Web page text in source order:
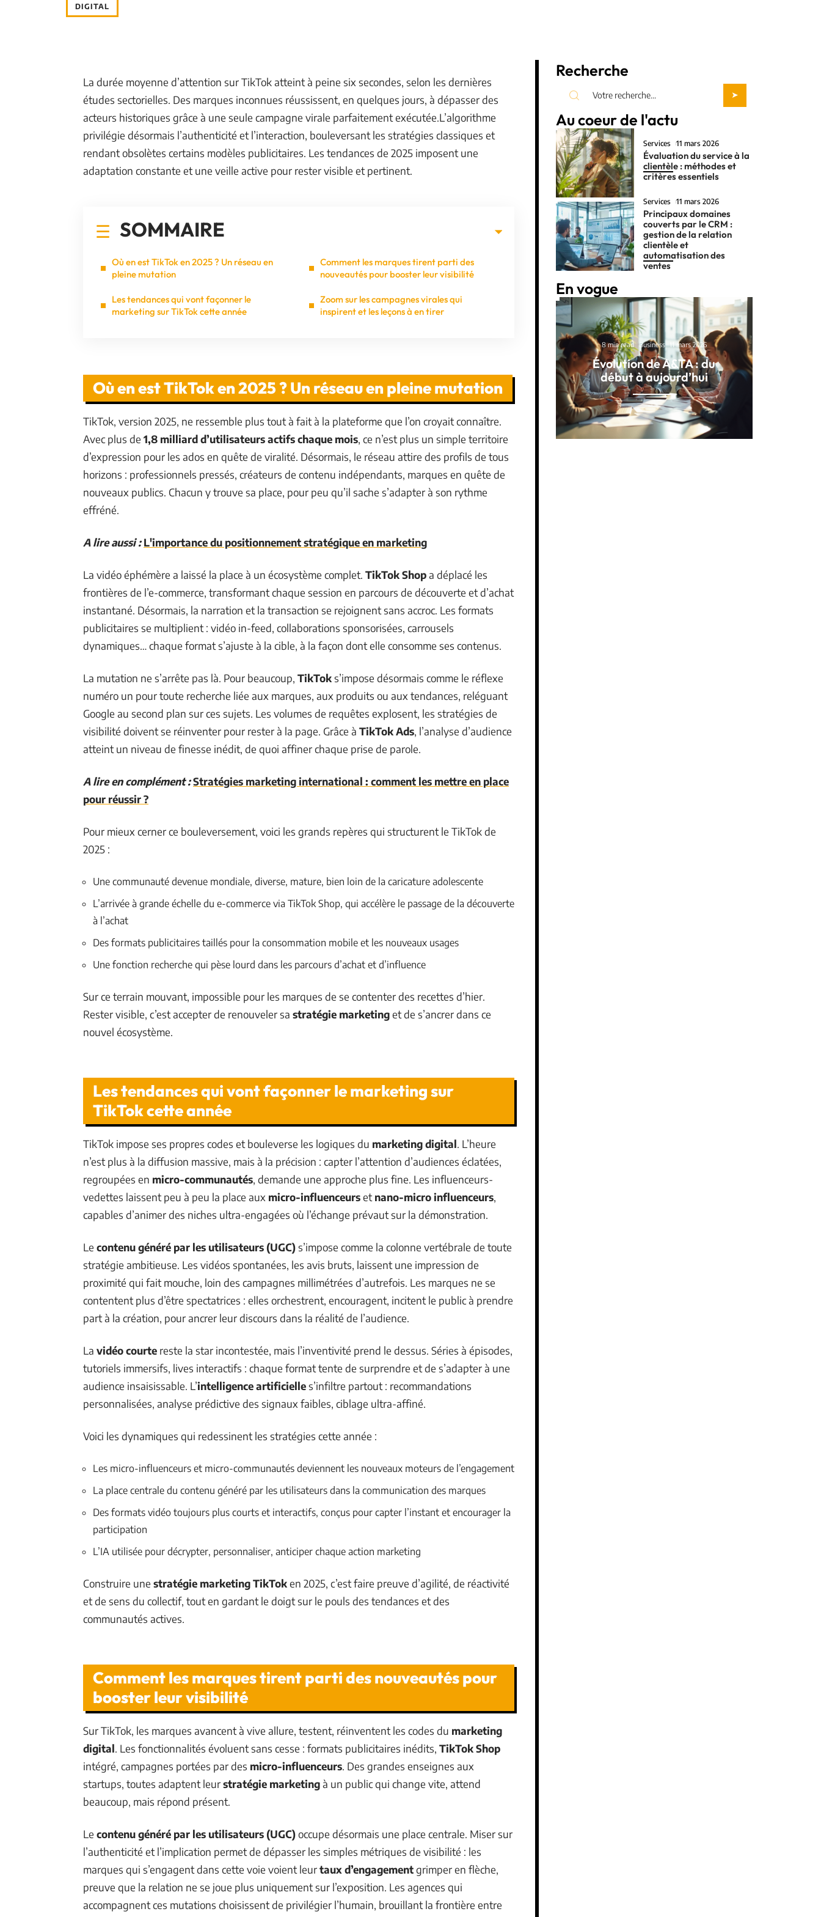
DIGITAL
La durée moyenne d’attention sur TikTok atteint à peine six secondes, selon les dernières
études sectorielles. Des marques inconnues réussissent, en quelques jours, à dépasser des
acteurs historiques grâce à une seule campagne virale parfaitement exécutée.L’algorithme
privilégie désormais l’authenticité et l’interaction, bouleversant les stratégies classiques et
rendant obsolètes certains modèles publicitaires. Les tendances de 2025 imposent une
adaptation constante et une veille active pour rester visible et pertinent.
SOMMAIRE
Où en est TikTok en 2025 ? Un réseau en
pleine mutation
Les tendances qui vont façonner le
marketing sur TikTok cette année
Comment les marques tirent parti des
nouveautés pour booster leur visibilité
Zoom sur les campagnes virales qui
inspirent et les leçons à en tirer
Où en est TikTok en 2025 ? Un réseau en pleine mutation
TikTok, version 2025, ne ressemble plus tout à fait à la plateforme que l’on croyait connaître.
Avec plus de 1,8 milliard d’utilisateurs actifs chaque mois, ce n’est plus un simple territoire
d’expression pour les ados en quête de viralité. Désormais, le réseau attire des profils de tous
horizons : professionnels pressés, créateurs de contenu indépendants, marques en quête de
nouveaux publics. Chacun y trouve sa place, pour peu qu’il sache s’adapter à son rythme
effréné.
A lire aussi : L'importance du positionnement stratégique en marketing
La vidéo éphémère a laissé la place à un écosystème complet. TikTok Shopa déplacé les
frontières de l’e-commerce, transformant chaque session en parcours de découverte et d’achat
instantané. Désormais, la narration et la transaction se rejoignent sans accroc. Les formats
publicitaires se multiplient : vidéo in-feed, collaborations sponsorisées, carrousels
dynamiques… chaque format s’ajuste à la cible, à la façon dont elle consomme ses contenus.
La mutation ne s’arrête pas là. Pour beaucoup, TikToks’impose désormais comme le réflexe
numéro un pour toute recherche liée aux marques, aux produits ou aux tendances, reléguant
Google au second plan sur ces sujets. Les volumes de requêtes explosent, les stratégies de
visibilité doivent se réinventer pour rester à la page. Grâce à TikTok Ads, l’analyse d’audience
atteint un niveau de finesse inédit, de quoi affiner chaque prise de parole.
A lire en complément :Stratégies marketing international : comment les mettre en place
pour réussir ?
Pour mieux cerner ce bouleversement, voici les grands repères qui structurent le TikTok de
2025 :
Une communauté devenue mondiale, diverse, mature, bien loin de la caricature adolescente
L’arrivée à grande échelle du e-commerce via TikTok Shop, qui accélère le passage de la découverte
à l’achat
Des formats publicitaires taillés pour la consommation mobile et les nouveaux usages
Une fonction recherche qui pèse lourd dans les parcours d’achat et d’influence
Sur ce terrain mouvant, impossible pour les marques de se contenter des recettes d’hier.
Rester visible, c’est accepter de renouveler sa stratégie marketinget de s’ancrer dans ce
nouvel écosystème.
Les tendances qui vont façonner le marketing sur
TikTok cette année
TikTok impose ses propres codes et bouleverse les logiques du marketing digital. L’heure
n’est plus à la diffusion massive, mais à la précision : capter l’attention d’audiences éclatées,
regroupées en micro-communautés, demande une approche plus fine. Les influenceurs-
vedettes laissent peu à peu la place aux micro-influenceurset nano-micro influenceurs,
capables d’animer des niches ultra-engagées où l’échange prévaut sur la démonstration.
Le contenu généré par les utilisateurs (UGC)s’impose comme la colonne vertébrale de toute
stratégie ambitieuse. Les vidéos spontanées, les avis bruts, laissent une impression de
proximité qui fait mouche, loin des campagnes millimétrées d’autrefois. Les marques ne se
contentent plus d’être spectatrices : elles orchestrent, encouragent, incitent le public à prendre
part à la création, pour ancrer leur discours dans la réalité de l’audience.
La vidéo courte reste la star incontestée, mais l’inventivité prend le dessus. Séries à épisodes,
tutoriels immersifs, lives interactifs : chaque format tente de surprendre et de s’adapter à une
audience insaisissable. L’intelligence artificielles’infiltre partout : recommandations
personnalisées, analyse prédictive des signaux faibles, ciblage ultra-affiné.
Voici les dynamiques qui redessinent les stratégies cette année :
Les micro-influenceurs et micro-communautés deviennent les nouveaux moteurs de l’engagement
La place centrale du contenu généré par les utilisateurs dans la communication des marques
Des formats vidéo toujours plus courts et interactifs, conçus pour capter l’instant et encourager la
participation
L’IA utilisée pour décrypter, personnaliser, anticiper chaque action marketing
Construire une stratégie marketing TikToken 2025, c’est faire preuve d’agilité, de réactivité
et de sens du collectif, tout en gardant le doigt sur le pouls des tendances et des
communautés actives.
Comment les marques tirent parti des nouveautés pour
booster leur visibilité
Sur TikTok, les marques avancent à vive allure, testent, réinventent les codes du marketing
digital. Les fonctionnalités évoluent sans cesse : formats publicitaires inédits, TikTok Shop
intégré, campagnes portées par des micro-influenceurs. Des grandes enseignes aux
startups, toutes adaptent leurstratégie marketingà un public qui change vite, attend
beaucoup, mais répond présent.
Le contenu généré par les utilisateurs (UGC)occupe désormais une place centrale. Miser sur
l’authenticité et l’implication permet de dépasser les simples métriques de visibilité : les
marques qui s’engagent dans cette voie voient leurtaux d’engagementgrimper en flèche,
preuve que la relation ne se joue plus uniquement sur l’exposition. Les agences qui
accompagnent ces mutations choisissent de privilégier l’humain, brouillant la frontière entre
Recherche
Au coeur de l'actu
Services 11 mars 2026
Évaluation du service à la
clientèle : méthodes et
critères essentiels
Services 11 mars 2026
Principaux domaines
couverts par le CRM :
gestion de la relation
clientèle et
automatisation des
ventes
En vogue
8 min read Business 11 mars 2026
Évolution de A&TA : du
début à aujourd’hui